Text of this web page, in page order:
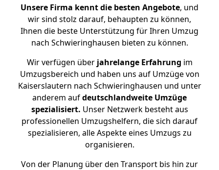
Unsere Firma kennt die besten Angebote, und
wir sind stolz darauf, behaupten zu können,
Ihnen die beste Unterstützung für Ihren Umzug
nach Schwieringhausen bieten zu können.
Wir verfügen überjahrelange Erfahrung im
Umzugsbereich und haben uns auf Umzüge von
Kaiserslautern nach Schwieringhausen und unter
anderem aufdeutschlandweite Umzüge
spezialisiert. Unser Netzwerk besteht aus
professionellen Umzugshelfern, die sich darauf
spezialisieren, alle Aspekte eines Umzugs zu
organisieren.
Von der Planung über den Transport bis hin zur